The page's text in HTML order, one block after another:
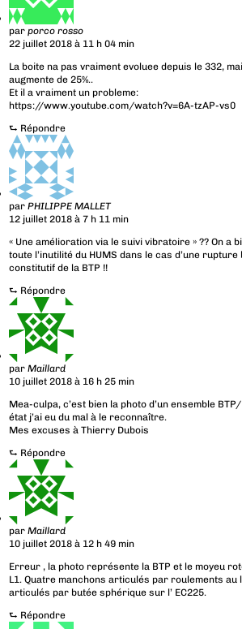
parporco rosso
22 juillet 2018 à 11 h 04 min
La boite na pas vraiment evoluee depuis le 332,
augmente de 25%..
Et il a vraiment un probleme:
https://www.youtube.com/watch?v=6A-tzAP-vs0
⮑ Répondre
parPHILIPPE MALLET
12 juillet 2018 à 7 h 11 min
« Une amélioration via le suivi vibratoire » ?? On a
toute l’inutilité du HUMS dans le cas d’une rupture
constitutif de la BTP !!
⮑ Répondre
parMaillard
10 juillet 2018 à 16 h 25 min
Mea-culpa, c’est bien la photo d’un ensemble
état j’ai eu du mal à le reconnaître.
Mes excuses à Thierry Dubois
⮑ Répondre
parMaillard
10 juillet 2018 à 12 h 49 min
Erreur , la photo représente la BTP et le moyeu
L1. Quatre manchons articulés par roulements au
articulés par butée sphérique sur l’ EC225.
⮑ Répondre